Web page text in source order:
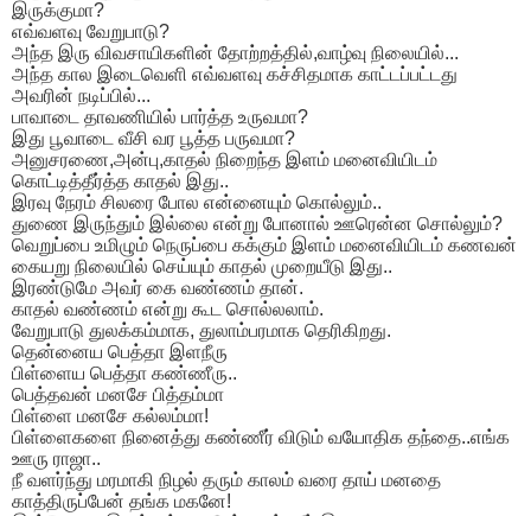
இருக்குமா?
எவ்வளவு வேறுபாடு?
அந்த இரு விவசாயிகளின் தோற்றத்தில்,வாழ்வு நிலையில்...
அந்த கால இடைவெளி எவ்வளவு கச்சிதமாக காட்டப்பட்டது
அவரின் நடிப்பில்...
பாவாடை தாவணியில் பார்த்த உருவமா?
இது பூவாடை வீசி வர பூத்த பருவமா?
அனுசரணை,அன்பு,காதல் நிறைந்த இளம் மனைவியிடம்
கொட்டித்தீர்த்த காதல் இது..
இரவு நேரம் சிலரை போல என்னையும் கொல்லும்..
துணை இருந்தும் இல்லை என்று போனால் ஊரென்ன சொல்லும்?
வெறுப்பை உமிழும் நெருப்பை கக்கும் இளம் மனைவியிடம் கணவன்
கையறு நிலையில் செய்யும் காதல் முறையீடு இது..
இரண்டுமே அவர் கை வண்ணம் தான்.
காதல் வண்ணம் என்று கூட சொல்லலாம்.
வேறுபாடு துலக்கம்மாக, துலாம்பரமாக தெரிகிறது.
தென்னைய பெத்தா இளநீரு
பிள்ளைய பெத்தா கண்ணீரு..
பெத்தவன் மனசே பித்தம்மா
பிள்ளை மனசே கல்லம்மா!
பிள்ளைகளை நினைத்து கண்ணீர் விடும் வயோதிக தந்தை..எங்க
ஊரு ராஜா..
நீ வளர்ந்து மரமாகி நிழல் தரும் காலம் வரை தாய் மனதை
காத்திருப்பேன் தங்க மகனே!